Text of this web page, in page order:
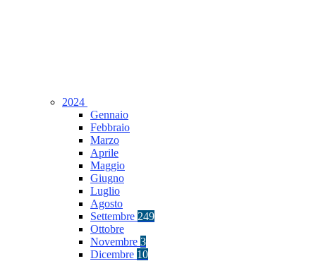
2024
Gennaio
Febbraio
Marzo
Aprile
Maggio
Giugno
Luglio
Agosto
Settembre 249
Ottobre
Novembre 3
Dicembre 10